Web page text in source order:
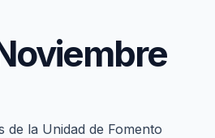
de la Unidad de Fomento